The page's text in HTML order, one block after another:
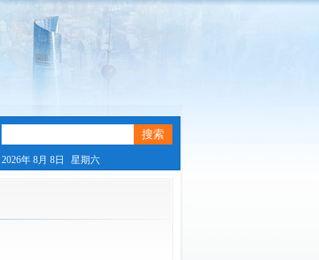
2026年 8月 8日 星期六